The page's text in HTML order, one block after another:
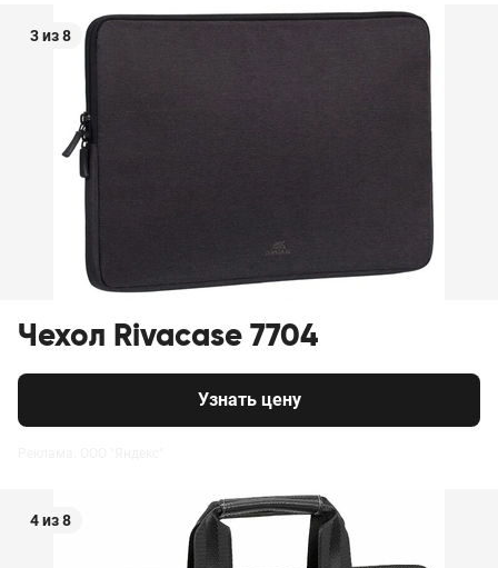
3 из 8
Чехол Rivacase 7704
Узнать цену
4 из 8